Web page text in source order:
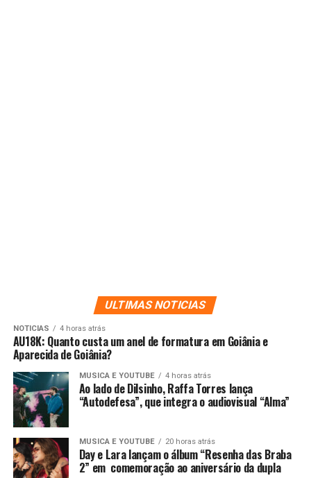
ULTIMAS NOTICIAS
NOTICIAS 4 horas atrás
AU18K: Quanto custa um anel de formatura em Goiânia e
Aparecida de Goiânia?
MUSICA E YOUTUBE 4 horas atrás
Ao lado de Dilsinho, Raffa Torres lança
“Autodefesa”, que integra o audiovisual “Alma”
MUSICA E YOUTUBE 20 horas atrás
Day e Lara lançam o álbum “Resenha das Braba
2” em comemoração ao aniversário da dupla